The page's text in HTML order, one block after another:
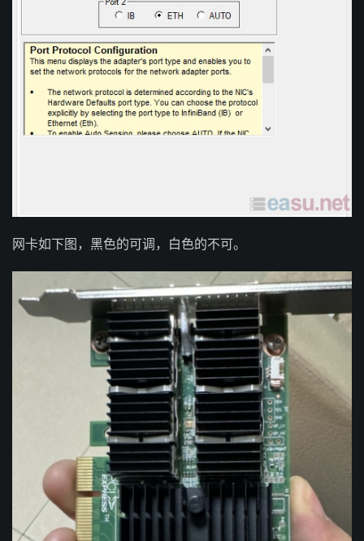
网卡如下图，黑色的可调，白色的不可。